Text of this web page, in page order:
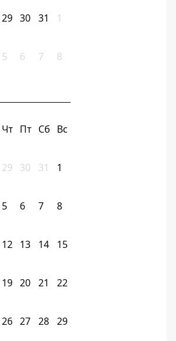
29 30 31 1
5 6 7 8
Чт Пт Сб Вс
29 30 31 1
5 6 7 8
12 13 14 15
19 20 21 22
26 27 28 29